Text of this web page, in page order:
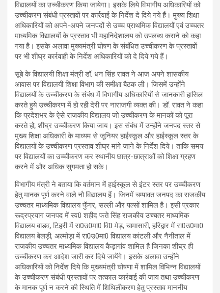
विद्यालयों का उच्चीकरण किया जायेगा। इसके लिये विभागीय अधिकारियों को
उच्चीकरण संबंधी प्रस्तावों पर कार्रवाई के निर्देश दे दिये गये हैं। मुख्य शिक्षा
अधिकारियों को अपने-अपने जनपदों से उच्च प्राथमिक विद्यालयों एवं उच्चतर
माध्यमिक विद्यालयों के प्रस्ताव भी महानिदेशालय को उपलब्ध कराने को कहा
गया है। इसके अलावा मुख्यमंत्री घोषण के संबंधित उच्चीकरण के प्रस्तावों
पर भी शीघ्र कार्रवाही के निर्देश अधिकारियों को दे दिये गये हैं।
सूबे के विद्यालयी शिक्षा मंत्री डॉ. धन सिंह रावत ने आज अपने शासकीय
आवास पर विद्यालयी शिक्षा विभाग की समीक्षा बैठक ली। जिसमें उन्होंने
विद्यालयों के उच्चीकरण के संबंध में विभागीय अधिकारियों से जानकारी हासिल
करते हुये उच्चीकरण में हो रही देरी पर नाराजगी व्यक्त की। डॉ. रावत ने कहा
कि प्रदेशभर के ऐसे राजकीय विद्यालय जो उच्चीकरण के मानकों को पूरा
करते हो, शीघ्र उच्चीकरण किया जाय। इस संबंध में उन्होंने जनपद स्तर से
मुख्य शिक्षा अधिकारी के माध्यम से जूनियर हाईस्कूल और हाईस्कूल स्तर के
विद्यालयों के उच्चीकरण प्रस्ताव शीघ्र मांगे जाने के निर्देश दिये। ताकि समय
पर विद्यालयों का उच्चीकरण कर स्थानीय छात्र-छात्राओं को शिक्षा ग्रहण
करने में और अधिक सुगमता हो सके।
विभागीय मंत्री ने बताया कि वर्तमान में हाईस्कूल से इंटर स्तर पर उच्चीकरण
हेतु मानक पूर्ण करने वाले नौ विद्यालय हैं। जिनमें चम्पावत जनपद का राजकीय
उच्चतर माध्यमिक विद्यालय फुॅगर, सल्ली और पल्सों शामिल है। इसी प्रकार
रूद्रप्रयाग जनपद में स्व0 शहीद फते सिंह राजकीय उच्चतर माध्यमिक
विद्यालय बाडव, टिहरी में रा0उ0मा0 वि0 मेड़, चामासारी, हरिद्वार में रा0उ0मा0
विद्यालय बेलड़ी, अल्मोड़ा में रा0उ0मा0 विद्यालय कांटली और नैनीताल में
राजकीय उच्चतर माध्यमिक विद्यालय कैड़ागांव शामिल है जिनका शीघ्र ही
उच्चीकरण कर आदेश जारी कर दिये जायेंगे। इसके अलावा उन्होंने
अधिकारियों को निर्देश दिये कि मुख्यमंत्री घोषणा में शामिल विभिन्न विद्यालयों
के उच्चीकरण संबंधी प्रस्तावों पर तत्काल कार्रवाई की जाय तथा उच्चीकरण
के मानक पूर्ण न करने की स्थिति में शिथिलीकरण हेतु प्रस्ताव माननीय